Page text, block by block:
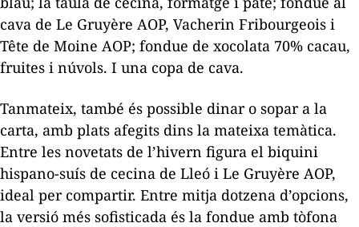
cava de Le Gruyère AOP, Vacherin Fribourgeois i
Tête de Moine AOP; fondue de xocolata 70% cacau,
fruites i núvols. I una copa de cava.
Tanmateix, també és possible dinar o sopar a la
carta, amb plats afegits dins la mateixa temàtica.
Entre les novetats de l’hivern figura el biquini
hispano-suís de cecina de Lleó i Le Gruyère AOP,
ideal per compartir. Entre mitja dotzena d’opcions,
la versió més sofisticada és la fondue amb tòfona